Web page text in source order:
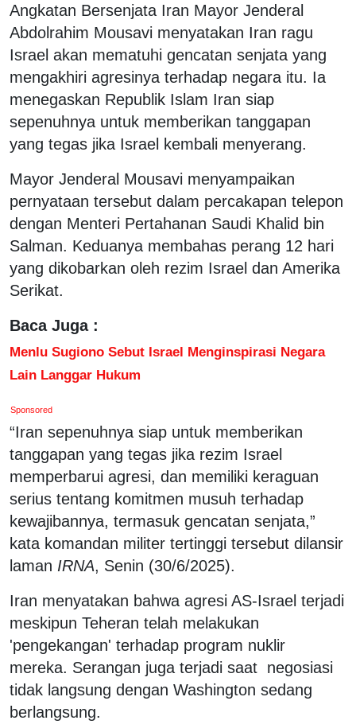
Angkatan Bersenjata Iran Mayor Jenderal
Abdolrahim Mousavi menyatakan Iran ragu
Israel akan mematuhi gencatan senjata yang
mengakhiri agresinya terhadap negara itu. Ia
menegaskan Republik Islam Iran siap
sepenuhnya untuk memberikan tanggapan
yang tegas jika Israel kembali menyerang.
Mayor Jenderal Mousavi menyampaikan
pernyataan tersebut dalam percakapan telepon
dengan Menteri Pertahanan Saudi Khalid bin
Salman. Keduanya membahas perang 12 hari
yang dikobarkan oleh rezim Israel dan Amerika
Serikat.
Baca Juga :
Menlu Sugiono Sebut Israel Menginspirasi Negara
Lain Langgar Hukum
Sponsored
“Iran sepenuhnya siap untuk memberikan
tanggapan yang tegas jika rezim Israel
memperbarui agresi, dan memiliki keraguan
serius tentang komitmen musuh terhadap
kewajibannya, termasuk gencatan senjata,”
kata komandan militer tertinggi tersebut dilansir
laman IRNA, Senin (30/6/2025).
Iran menyatakan bahwa agresi AS-Israel terjadi
meskipun Teheran telah melakukan
'pengekangan' terhadap program nuklir
mereka. Serangan juga terjadi saat negosiasi
tidak langsung dengan Washington sedang
berlangsung.